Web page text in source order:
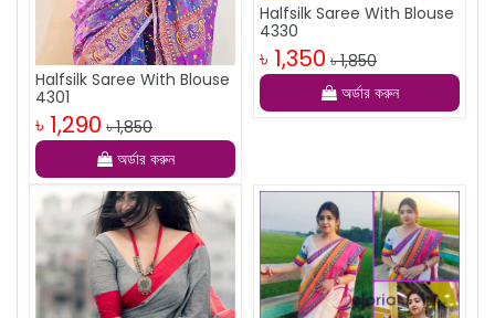
Halfsilk Saree With Blouse
4301
৳ 1,290 ৳ 1,850
অর্ডার করুন
Halfsilk Saree With Blouse
4330
৳ 1,350 ৳ 1,850
অর্ডার করুন